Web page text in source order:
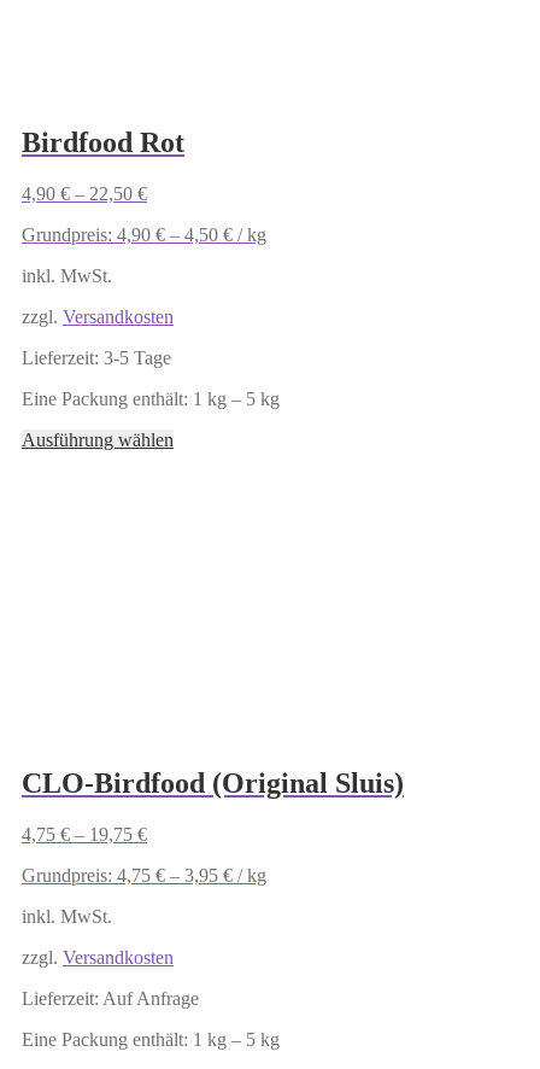
Birdfood Rot
4,90 € – 22,50 €
Grundpreis: 4,90 € – 4,50 € /kg
inkl. MwSt.
zzgl. Versandkosten
Lieferzeit: 3-5 Tage
Eine Packung enthält: 1 kg – 5 kg
Ausführung wählen
CLO-Birdfood (Original Sluis)
4,75 € – 19,75 €
Grundpreis: 4,75 € – 3,95 € /kg
inkl. MwSt.
zzgl. Versandkosten
Lieferzeit: Auf Anfrage
Eine Packung enthält: 1 kg – 5 kg